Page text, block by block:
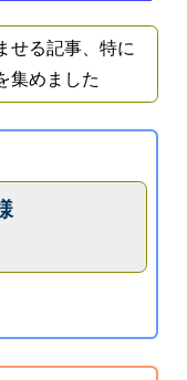
せる記事、特に
集めました